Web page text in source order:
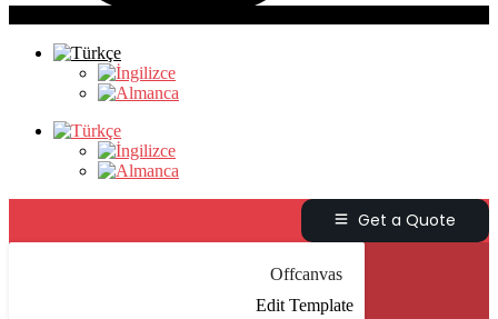
Get a Quote
Offcanvas
Edit Template